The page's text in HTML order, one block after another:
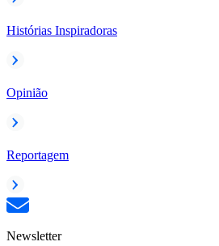
Histórias Inspiradoras
Opinião
Reportagem
Newsletter